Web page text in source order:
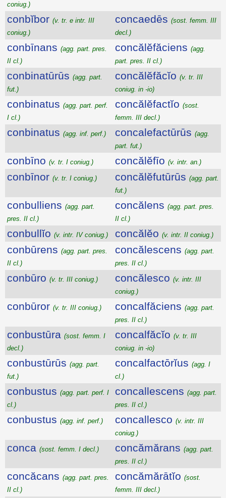
coniug.)
conbĭbor (v. tr. e intr. III
coniug.)
concaedēs (sost. femm. III
decl.)
conbīnans (agg. part. pres.
II cl.)
concălĕfăciens (agg.
part. pres. II cl.)
conbinatūrūs (agg. part.
fut.)
concălĕfăcĭo (v. tr. III
coniug. in -io)
conbinatus (agg. part. perf.
I cl.)
concălĕfactĭo (sost.
femm. III decl.)
conbinatus (agg. inf. perf.) concalefactūrūs (agg.
part. fut.)
conbīno (v. tr. I coniug.) concălĕfīo (v. intr. an.)
conbīnor (v. tr. I coniug.) concălĕfutūrūs (agg. part.
fut.)
conbulliens (agg. part.
pres. II cl.)
concălens (agg. part. pres.
II cl.)
conbullĭo (v. intr. IV coniug.) concălĕo (v. intr. II coniug.)
conbūrens (agg. part. pres.
II cl.)
concălescens (agg. part.
pres. II cl.)
conbūro (v. tr. III coniug.) concălesco (v. intr. III
coniug.)
conbūror (v. tr. III coniug.) concalfăciens (agg. part.
pres. II cl.)
conbustūra (sost. femm. I
decl.)
concalfăcĭo (v. tr. III
coniug. in -io)
conbustūrūs (agg. part.
fut.)
concalfactōrĭus (agg. I
cl.)
conbustus (agg. part. perf. I
cl.)
concallescens (agg. part.
pres. II cl.)
conbustus (agg. inf. perf.) concallesco (v. intr. III
coniug.)
conca (sost. femm. I decl.) concămărans (agg. part.
pres. II cl.)
concăcans (agg. part. pres.
II cl.)
concămărātĭo (sost.
femm. III decl.)